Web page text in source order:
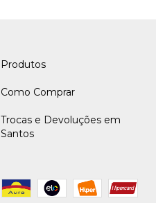
Produtos
Como Comprar
Trocas e Devoluções em
Santos